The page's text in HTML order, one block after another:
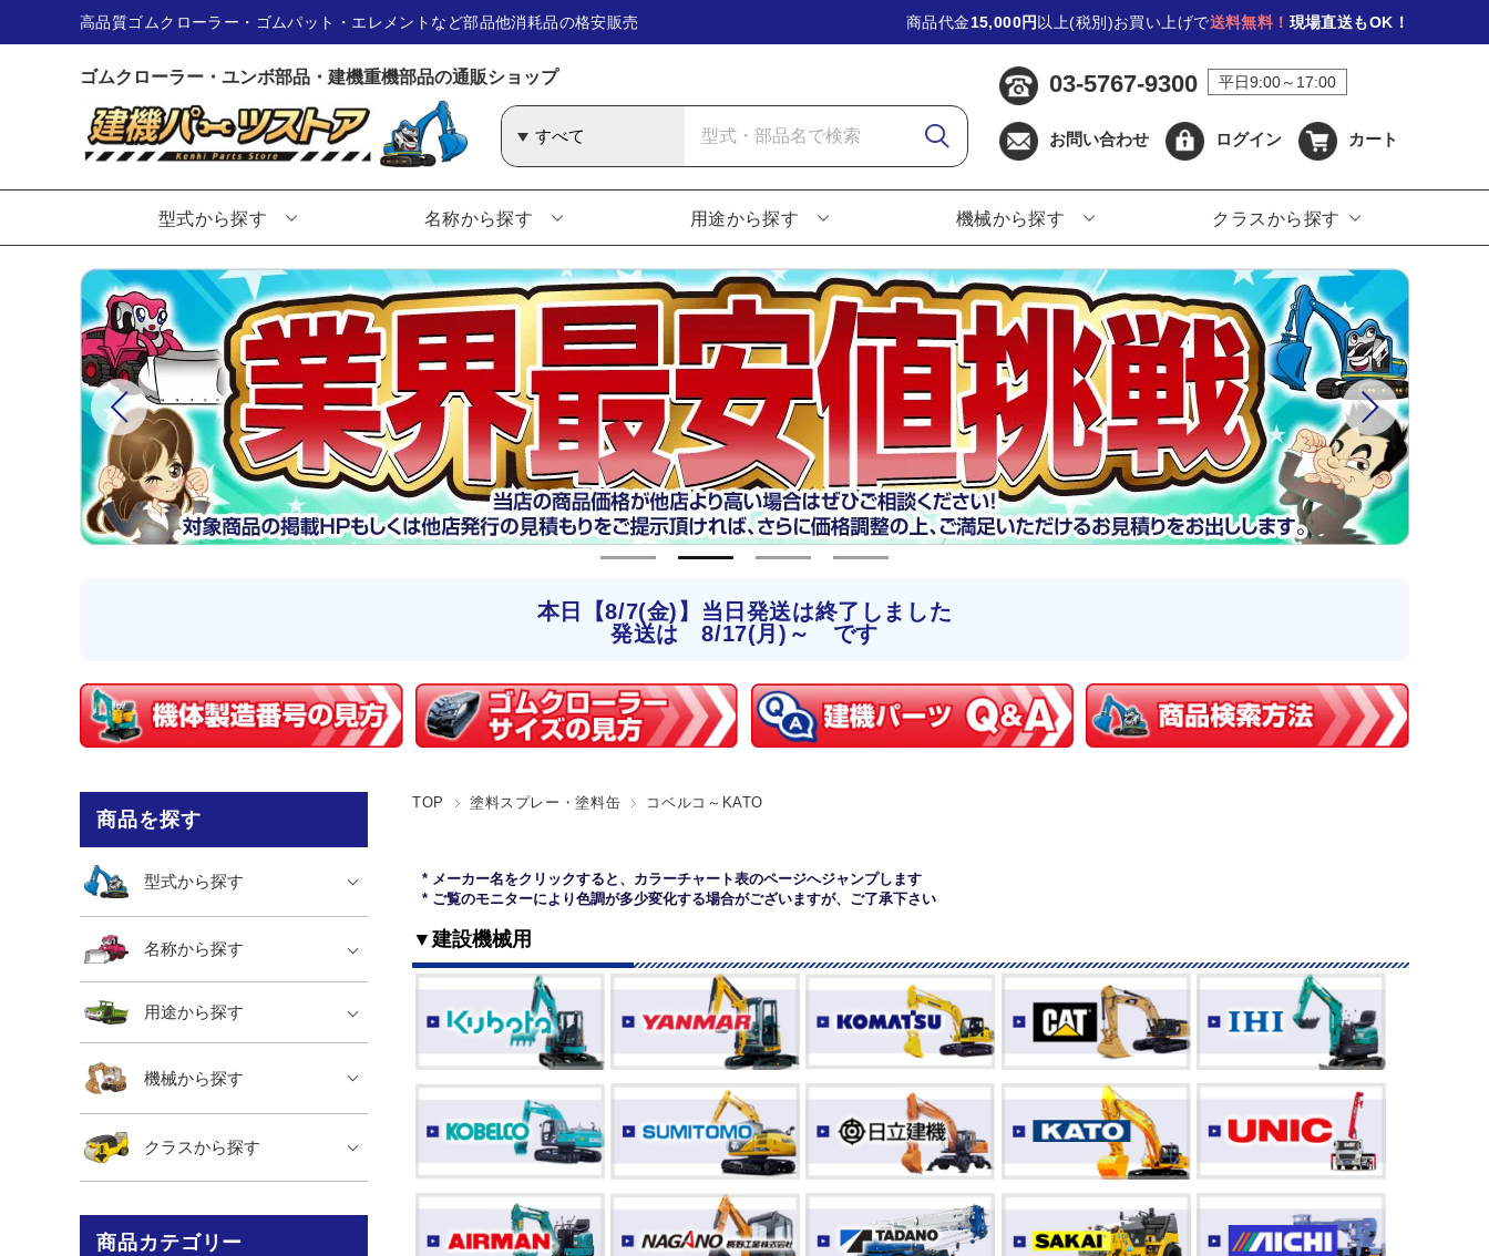
高品質ゴムクローラー・ゴムパット・エレメントなど部品他消耗品の格安販売 商品代金15,000円 以上(税別)お買い上げで送料無料！ 現場直送もOK！
ゴムクローラー・ユンボ部品・建機重機部品の通販ショップ 03-5767-9300 平日9:00～17:00
お問い合わせ ログイン カート
型式から探す 名称から探す 用途から探す 機械から探す クラスから探す
本日【8/7(金)】当日発送は終了しました
発送は 8/17(月)～ です
TOP 塗料スプレー・塗料缶 コベルコ～KATO
* メーカー名をクリックすると、カラーチャート表のページへジャンプします
* ご覧のモニターにより色調が多少変化する場合がございますが、ご了承下さい
▼建設機械用
商品を探す
型式から探す
名称から探す
用途から探す
機械から探す
クラスから探す
商品カテゴリー